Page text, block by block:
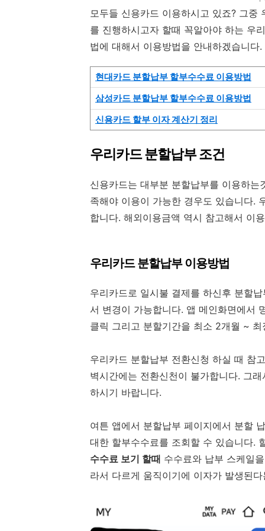
모두들 신용카드 이용하시고 있죠? 그중
를 진행하시고자 할때 꼭알아야 하는 우
법에 대해서 이용방법을 안내하겠습니다.
현대카드 분할납부 할부수수료 이용방법
삼성카드 분할납부 할부수수료 이용방법
신용카드 할부 이자 계산기 정리
우리카드 분할납부 조건
신용카드는 대부분 분할납부를 이용하
족해야 이용이 가능한 경우도 있습니다.
합니다. 해외이용금액 역시 참고해서 이
우리카드 분할납부 이용방법
우리카드로 일시불 결제를 하신후 분할
서 변경이 가능합니다. 앱 메인화면에서
클릭 그리고 분할기간을 최소 2개월 ~
우리카드 분할납부 전환신청 하실 때 참
벽시간에는 전환신천이 불가합니다. 그
하시기 바랍니다.
여튼 앱에서 분할납부 페이지에서 분할
대한 할부수수료를 조회할 수 있습니다.
수수료 보기 할때 수수료와 납부 스케일
라서 다르게 움직이기에 이자가 발생된